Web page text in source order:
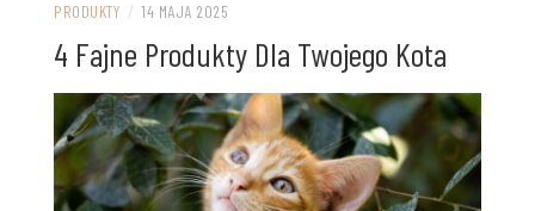
PRODUKTY / 14 MAJA 2025
4 Fajne Produkty Dla Twojego Kota